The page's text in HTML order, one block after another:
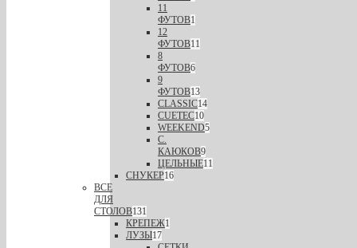
11
ФУТОВ1
12
ФУТОВ11
8
ФУТОВ6
9
ФУТОВ13
CLASSIC14
CUETEC10
WEEKEND5
С.
КАЮКОВ9
ЦЕЛЬНЫЕ11
СНУКЕР16
ВСЕ
ДЛЯ
СТОЛОВ131
КРЕПЕЖ1
ЛУЗЫ17